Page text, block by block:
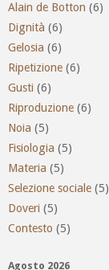
Alain de Botton (6)
Dignità (6)
Gelosia (6)
Ripetizione (6)
Gusti (6)
Riproduzione (6)
Noia (5)
Fisiologia (5)
Materia (5)
Selezione sociale (5)
Doveri (5)
Contesto (5)
Agosto 2026